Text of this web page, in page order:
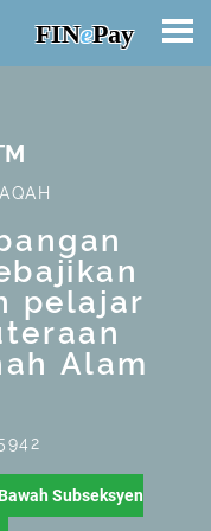
FINePay
pelajar
Alam
Subseksyen